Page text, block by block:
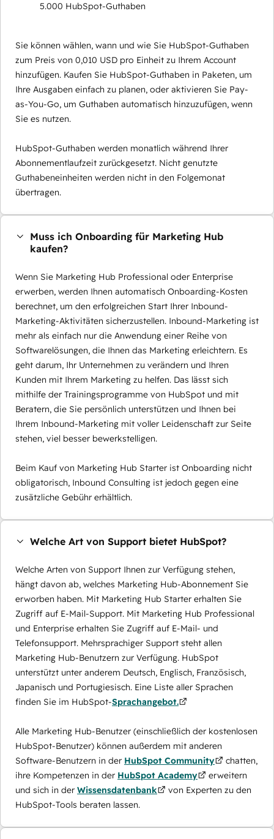
5.000 HubSpot-Guthaben
Sie können wählen, wann und wie Sie HubSpot-Guthaben
zum Preis von 0,010 USD pro Einheit zu Ihrem Account
hinzufügen. Kaufen Sie HubSpot-Guthaben in Paketen, um
Ihre Ausgaben einfach zu planen, oder aktivieren Sie Pay-
as-You-Go, um Guthaben automatisch hinzuzufügen, wenn
Sie es nutzen.
HubSpot-Guthaben werden monatlich während Ihrer
Abonnementlaufzeit zurückgesetzt. Nicht genutzte
Guthabeneinheiten werden nicht in den Folgemonat
übertragen.
Muss ich Onboarding für Marketing Hub
kaufen?
Wenn Sie Marketing Hub Professional oder Enterprise
erwerben, werden Ihnen automatisch Onboarding-Kosten
berechnet, um den erfolgreichen Start Ihrer Inbound-
Marketing-Aktivitäten sicherzustellen. Inbound-Marketing ist
mehr als einfach nur die Anwendung einer Reihe von
Softwarelösungen, die Ihnen das Marketing erleichtern. Es
geht darum, Ihr Unternehmen zu verändern und Ihren
Kunden mit Ihrem Marketing zu helfen. Das lässt sich
mithilfe der Trainingsprogramme von HubSpot und mit
Beratern, die Sie persönlich unterstützen und Ihnen bei
Ihrem Inbound-Marketing mit voller Leidenschaft zur Seite
stehen, viel besser bewerkstelligen.
Beim Kauf von Marketing Hub Starter ist Onboarding nicht
obligatorisch, Inbound Consulting ist jedoch gegen eine
zusätzliche Gebühr erhältlich.
Welche Art von Support bietet HubSpot?
Welche Arten von Support Ihnen zur Verfügung stehen,
hängt davon ab, welches Marketing Hub-Abonnement Sie
erworben haben. Mit Marketing Hub Starter erhalten Sie
Zugriff auf E-Mail-Support. Mit Marketing Hub Professional
und Enterprise erhalten Sie Zugriff auf E-Mail- und
Telefonsupport. Mehrsprachiger Support steht allen
Marketing Hub-Benutzern zur Verfügung. HubSpot
unterstützt unter anderem Deutsch, Englisch, Französisch,
Japanisch und Portugiesisch. Eine Liste aller Sprachen
finden Sie im HubSpot-Sprachangebot.
Alle Marketing Hub-Benutzer (einschließlich der kostenlosen
HubSpot-Benutzer) können außerdem mit anderen
Software-Benutzern in der HubSpot Community
chatten,
ihre Kompetenzen in der HubSpot Academy
erweitern
und sich in der Wissensdatenbank
von Experten zu den
HubSpot-Tools beraten lassen.